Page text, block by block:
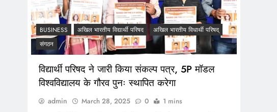
BUSINESS अखिल भारतीय विद्यार्थी परिषद
अखिल भारतीय विधार्थी परिषद्
संगठन
विद्यार्थी परिषद ने जारी किया संकल्प पत्र, 5P मॉडल
विश्वविद्यालय के गौरव पुनः स्थापित करेगा
admin March 28, 2025 0 1 mins